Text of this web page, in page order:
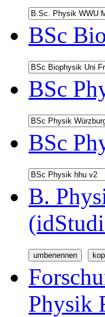
BSc
BSc
BSc
B.
Physik